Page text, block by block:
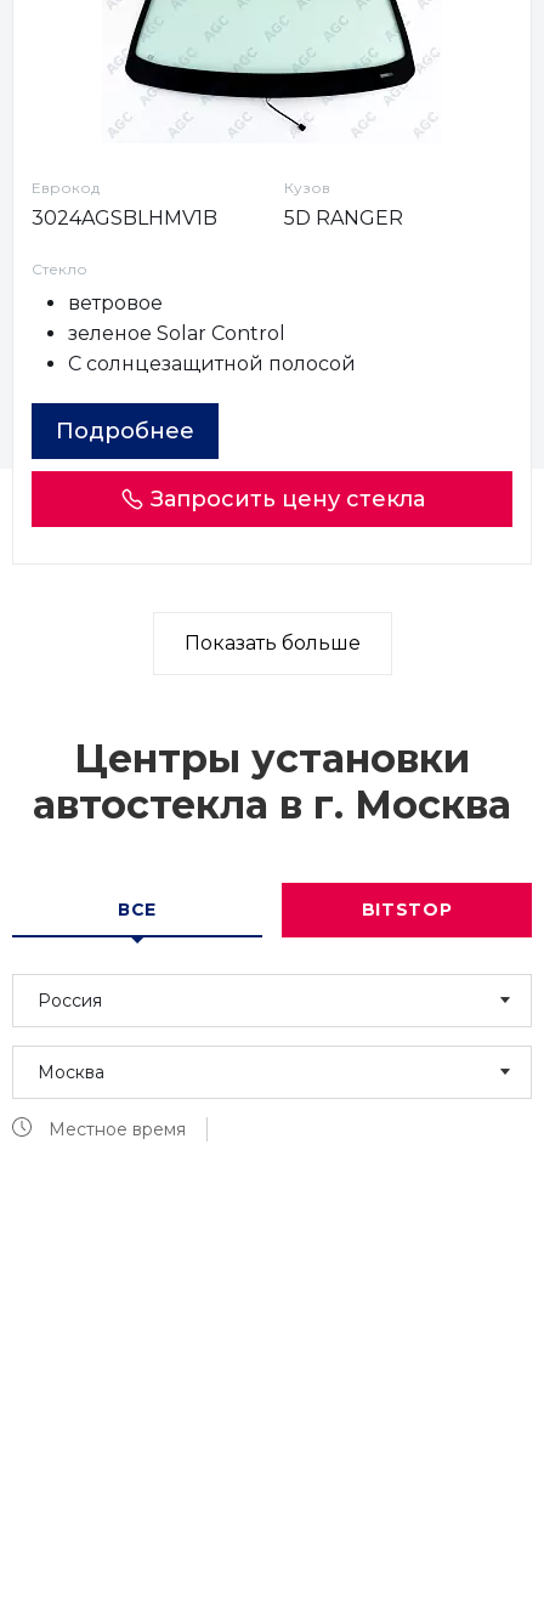
Еврокод
3024AGSBLHMV1B
Кузов
5D RANGER
Стекло
ветровое
зеленое Solar Control
С солнцезащитной полосой
Подробнее
Запросить цену стекла
Показать больше
Центры установки
автостекла в г. Москва
ВСЕ BITSTOP
Россия
Москва
Местное время